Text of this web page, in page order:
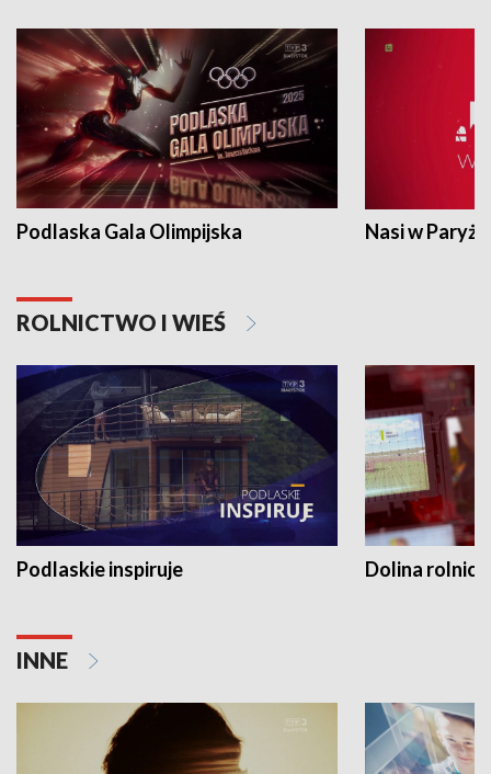
Podlaska Gala Olimpijska Nasi w Paryżu
ROLNICTWO I WIEŚ
Podlaskie inspiruje Dolina
INNE